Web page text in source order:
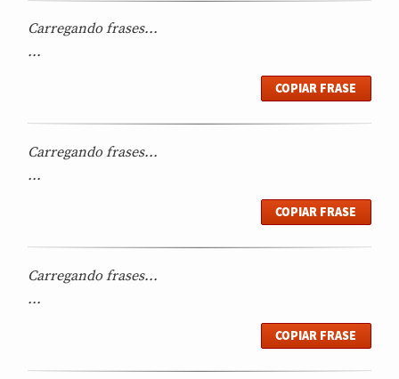
Carregando frases...
...
COPIAR FRASE
Carregando frases...
...
COPIAR FRASE
Carregando frases...
...
COPIAR FRASE